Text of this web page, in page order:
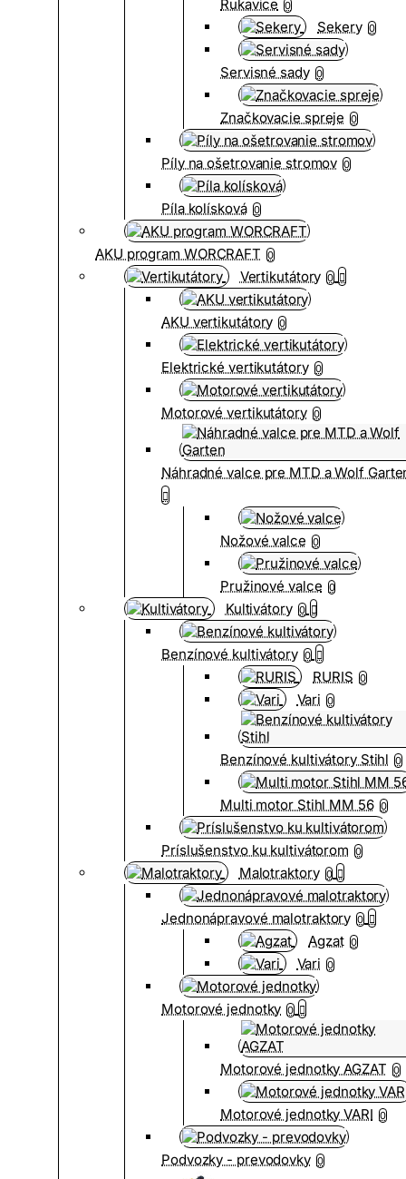
Rukavice 0
Sekery 0
Servisné sady 0
Značkovacie spreje 0
Píly na ošetrovanie stromov 0
Píla kolísková 0
AKU program WORCRAFT 0
Vertikutátory 0
AKU vertikutátory 0
Elektrické vertikutátory 0
Motorové vertikutátory 0
Náhradné valce pre MTD a Wolf
Nožové valce 0
Pružinové valce 0
Kultivátory 0
Benzínové kultivátory 0
RURIS 0
Vari 0
Benzínové kultivátory Stihl 0
Multi motor Stihl MM 56 0
Príslušenstvo ku kultivátorom 0
Malotraktory 0
Jednonápravové malotraktory 0
Agzat 0
Vari 0
Motorové jednotky 0
Motorové jednotky AGZAT 0
Motorové jednotky VARI 0
Podvozky - prevodovky 0